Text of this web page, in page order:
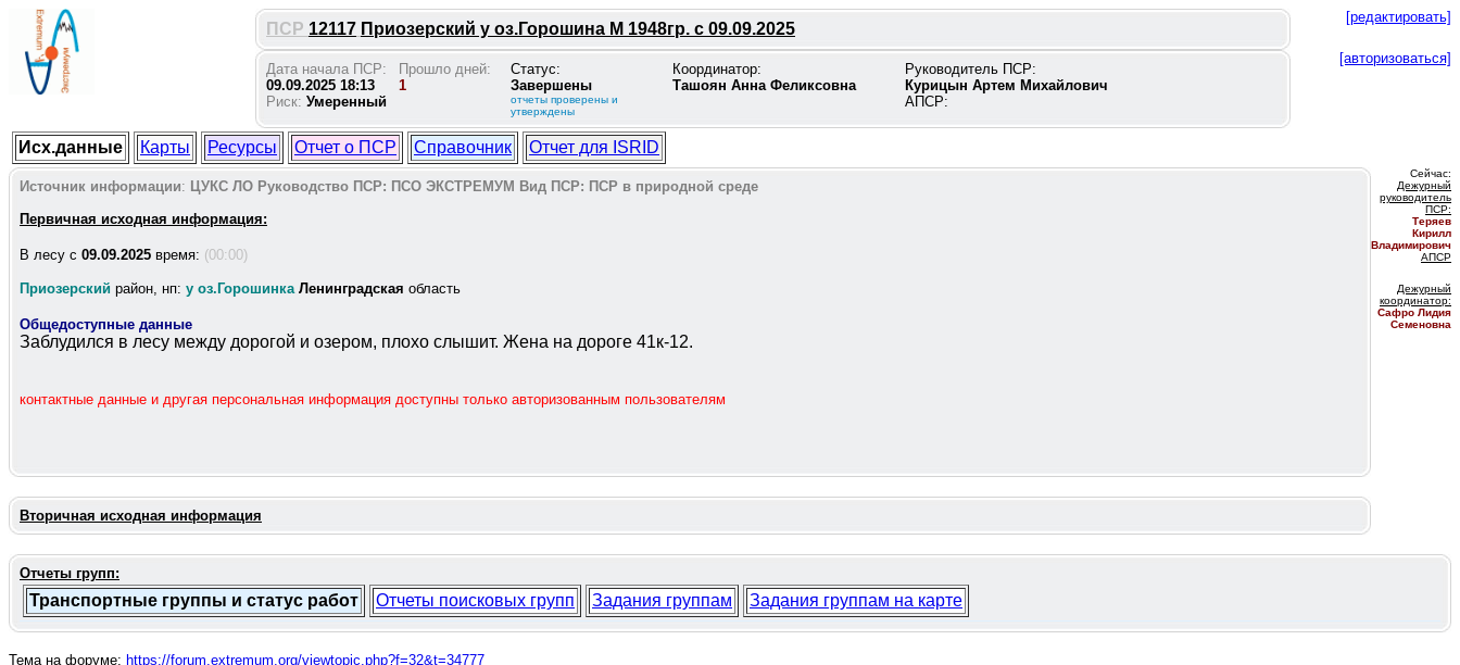
ПСР 12117 Приозерский у оз.Горошина М 1948гр. с 09.09.2025
[редактировать]
Дата начала ПСР:
09.09.2025 18:13
Риск: Умеренный
Прошло дней:
1
Статус:
Завершены
отчеты проверены и
утверждены
Координатор:
Ташоян Анна Феликсовна
Руководитель ПСР:
Курицын Артем Михайлович
АПСР:
[авторизоваться]
Исх.данные Карты Ресурсы Отчет о ПСР Справочник Отчет для ISRID
Источник информации: ЦУКС ЛО Руководство ПСР: ПСО ЭКСТРЕМУМ Вид ПСР: ПСР в природной среде
Первичная исходная информация:
В лесу c 09.09.2025 время: (00:00)
Приозерский район, нп: у оз.Горошинка Ленинградская область
Общедоступные данные
Заблудился в лесу между дорогой и озером, плохо слышит. Жена на дороге 41к-12.
контактные данные и другая персональная информация доступны только авторизованным пользователям
Сейчас:
Дежурный
руководитель
ПСР:
Теряев
Кирилл
Владимирович
АПСР
Дежурный
координатор:
Сафро Лидия
Семеновна
Вторичная исходная информация
Отчеты групп:
Транспортные группы и статус работ Отчеты поисковых групп Задания группам Задания группам на карте
Тема на форуме: https://forum.extremum.org/viewtopic.php?f=32&t=34777